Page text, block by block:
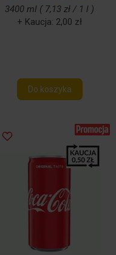
3400 ml ( 7,13 zł / 1 l )
+ Kaucja: 2,00 zł
Do koszyka